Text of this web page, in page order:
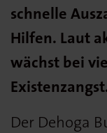
schnelle
Hilfen. Laut
wächst bei
Der Dehoga